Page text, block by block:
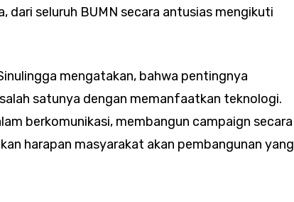
dari seluruh BUMN secara antusias mengikuti
mengatakan, bahwa pentingnya
satunya dengan memanfaatkan teknologi.
berkomunikasi, membangun campaign secara
harapan masyarakat akan pembangunan yang